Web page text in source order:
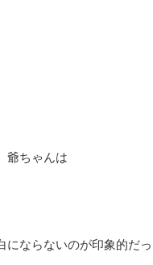
爺ちゃんは
にならないのが印象的だっ